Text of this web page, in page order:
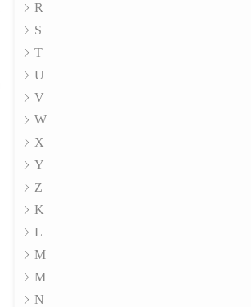
R
S
T
U
V
W
X
Y
Z
K
L
M
M
N